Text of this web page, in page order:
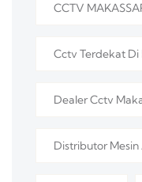
CCTV
Cctv Terdekat Di
Dealer Cctv
Distributor Mesin